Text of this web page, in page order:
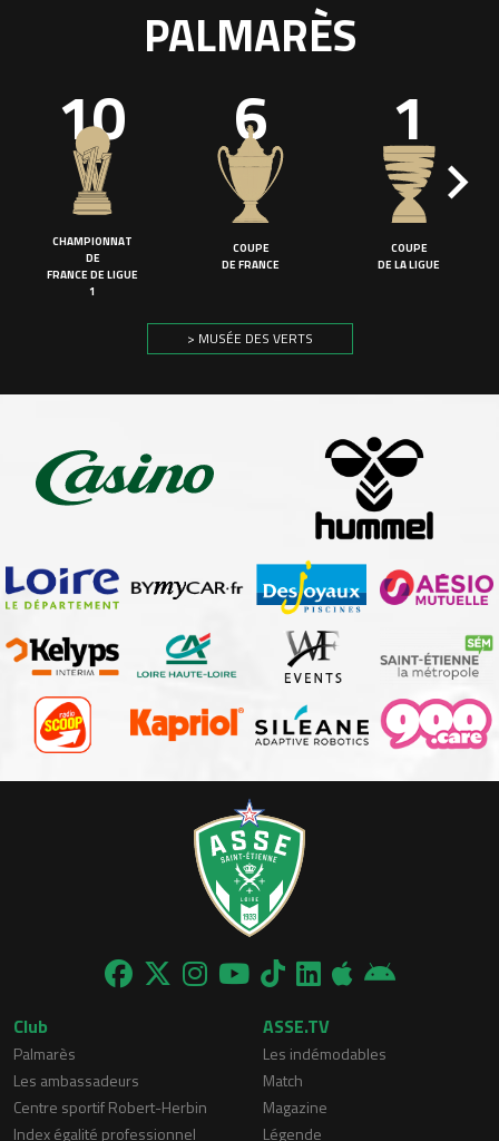
PALMARÈS
10
CHAMPIONNAT
DE
FRANCE DE LIGUE
1
6
COUPE
DE FRANCE
1
COUPE
DE LA LIGUE
> MUSÉE DES VERTS
Club
Palmarès
Les ambassadeurs
Centre sportif Robert-Herbin
Index égalité professionnel
ASSE.TV
Les indémodables
Match
Magazine
Légende